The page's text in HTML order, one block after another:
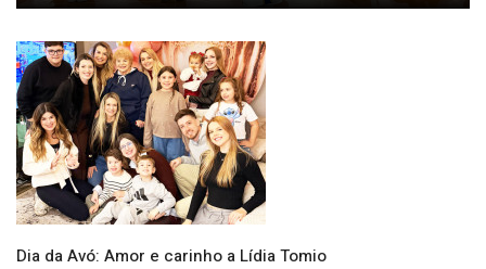
Dia da Avó: Amor e carinho a Lídia Tomio